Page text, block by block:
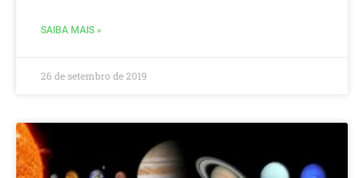
SAIBA MAIS »
26 de setembro de 2019